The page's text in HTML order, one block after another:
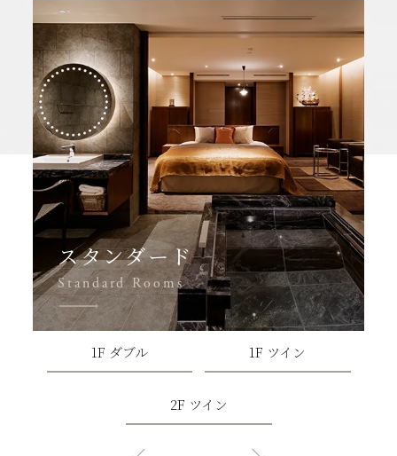
スタンダード
Standard Rooms
1F ダブル 1F ツイン
2F ツイン